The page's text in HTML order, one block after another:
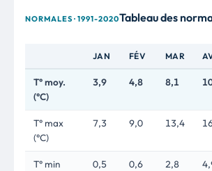
NORMALES · 1991-2020Tableau des
JAN FÉV MAR
T° moy.
(°C)
3,9 4,8 8,1
T° max
(°C)
7,3 9,0 13,4
T° min
0,5 0,6 2,8